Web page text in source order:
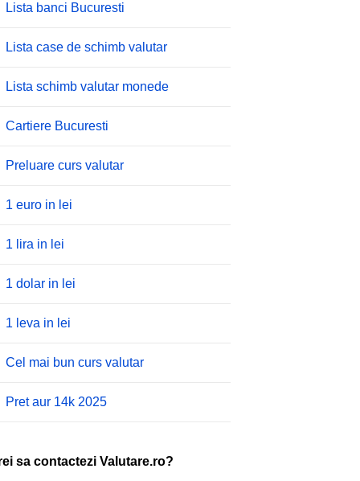
Lista banci Bucuresti
Lista case de schimb valutar
Lista schimb valutar monede
Cartiere Bucuresti
Preluare curs valutar
1 euro in lei
1 lira in lei
1 dolar in lei
1 leva in lei
Cel mai bun curs valutar
Pret aur 14k 2025
sa contactezi Valutare.ro?